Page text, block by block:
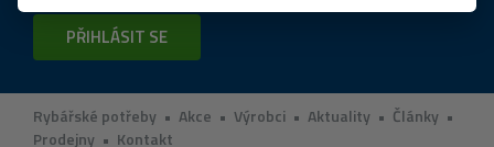
PŘIHLÁSIT SE
Rybářské potřeby • Akce • Výrobci • Aktuality • Články •
Prodejny • Kontakt